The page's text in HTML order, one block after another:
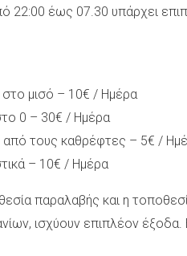
22:00 έως 07.30 υπάρχει
στο μισό – 10€ / Ημέρα
0 – 30€ / Ημέρα
από τους καθρέφτες – 5€ /
– 10€ / Ημέρα
παραλαβής και η
ισχύουν επιπλέον έξοδα.